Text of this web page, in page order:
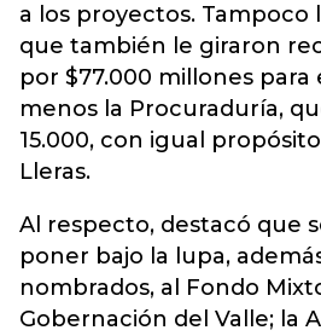
a los proyectos. Tampoco
que también le giraron
por $77.000 millones para
menos la Procuraduría,
15.000, con igual
Lleras.
Al respecto, destacó que
poner bajo la lupa,
nombrados, al Fondo
Gobernación del Valle; la